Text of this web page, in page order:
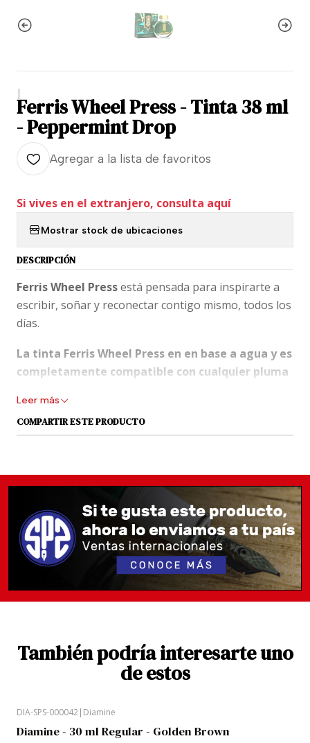
|
Ferris Wheel Press - Tinta 38 ml
- Peppermint Drop
Agregar a la lista de favoritos
Si vives en el extranjero, consulta aquí
Mostrar stock de ubicaciones
DESCRIPCIÓN
Ferris Wheel Pressestá pensada para inspirarte a
escribir, soñar y reconectar contigo mismo, todos los
días.
La tinta Ferris Wheel Press en en base a agua y es
completamente compatible con cualquier pluma
El tamaño de botella de 38 ml más vendido es el más
coleccionable entre los fanáticos de todo el mundo.
tapa de latón exclusiva y su mecanismo de cierre
seguro, la botella de 38 ml se ha convertido
rápidamente en la nueva favorita de los fanáticos.
Las fotografías de muestras intentan ser lo más
cercano a la realidad, sin embargo, SPS recomienda
hacer doble check en el banco de imágenes de
google o de foros dedicados a las tintas, dado que
Leer más
COMPARTIR ESTE PRODUCTO
También podría interesarte uno
de estos
DIA-SPS-000042| Diamine
Diamine - 30 ml Regular - Golden Brown